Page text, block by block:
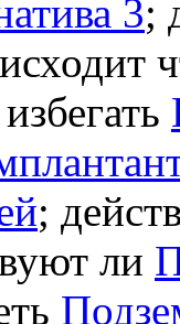
3;
;
ли